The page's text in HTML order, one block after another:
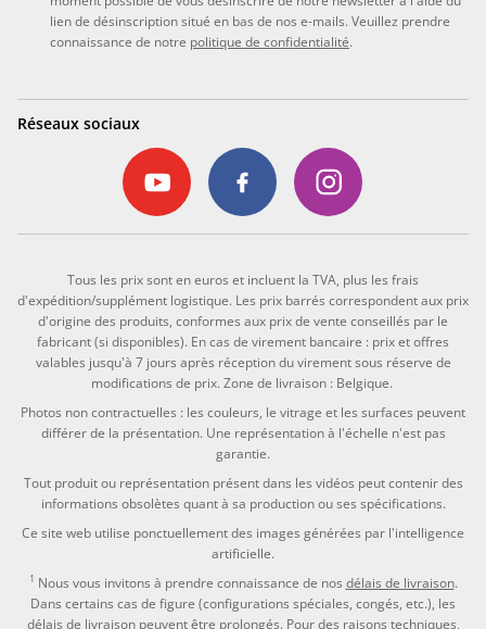
lien de désinscription situé en bas de nos e-mails. Veuillez prendre
connaissance de notre politique de confidentialité.
Réseaux sociaux
Tous les prix sont en euros et incluent la TVA, plus les frais
d'expédition/supplément logistique. Les prix barrés correspondent aux prix
d'origine des produits, conformes aux prix de vente conseillés par le
fabricant (si disponibles). En cas de virement bancaire : prix et offres
valables jusqu'à 7 jours après réception du virement sous réserve de
modifications de prix. Zone de livraison : Belgique.
Photos non contractuelles : les couleurs, le vitrage et les surfaces peuvent
différer de la présentation. Une représentation à l'échelle n'est pas
garantie.
Tout produit ou représentation présent dans les vidéos peut contenir des
informations obsolètes quant à sa production ou ses spécifications.
Ce site web utilise ponctuellement des images générées par l'intelligence
artificielle.
1 Nous vous invitons à prendre connaissance de nos délais de livraison.
Dans certains cas de figure (configurations spéciales, congés, etc.), les
délais de livraison peuvent être prolongés. Pour des raisons techniques,